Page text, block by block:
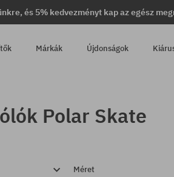
és 5% kedvezményt kap az egész
Márkák Újdonságok
Polar Skate
Méret